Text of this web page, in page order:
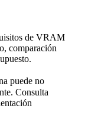
de VRAM
comparación
puede no
Consulta